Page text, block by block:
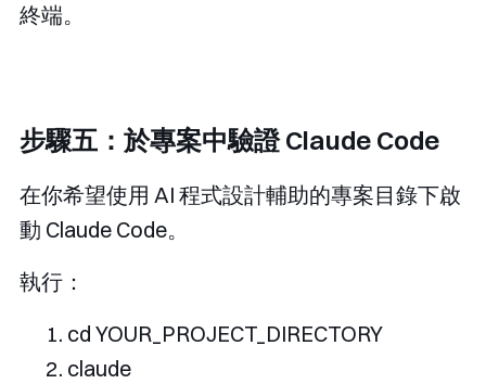
終端。
步驟五：於專案中驗證 Claude Code
在你希望使用 AI 程式設計輔助的專案目錄下啟
動 Claude Code。
執行：
cd YOUR_PROJECT_DIRECTORY
claude